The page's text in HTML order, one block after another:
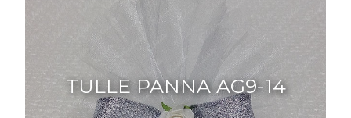
TULLE PANNA AG9-14